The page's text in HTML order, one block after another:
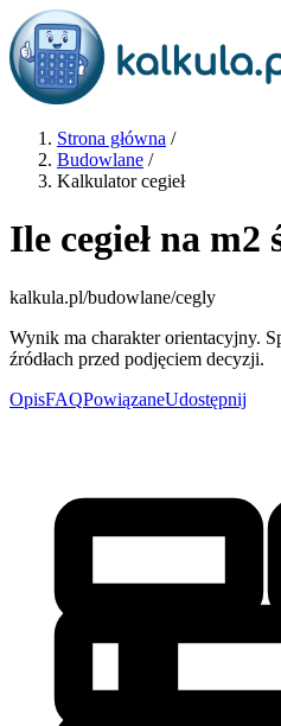
Strona główna /
Budowlane /
Kalkulator cegieł
Ile cegieł na m2
kalkula.pl/budowlane/cegly
Wynik ma charakter orientacyjny.
źródłach przed podjęciem decyzji.
OpisFAQPowiązaneUdostępnij